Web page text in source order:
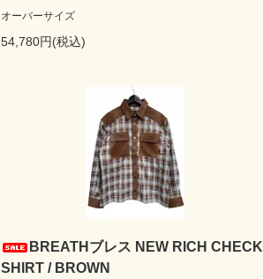
オーバーサイズ
54,780円(税込)
BREATHブレス NEW RICH CHECK
SHIRT / BROWN